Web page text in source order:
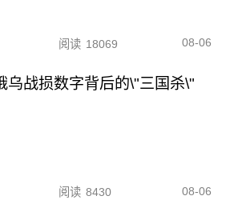
阅读 18069 08-06
乌战损数字背后的\"三国杀\"
阅读 8430 08-06